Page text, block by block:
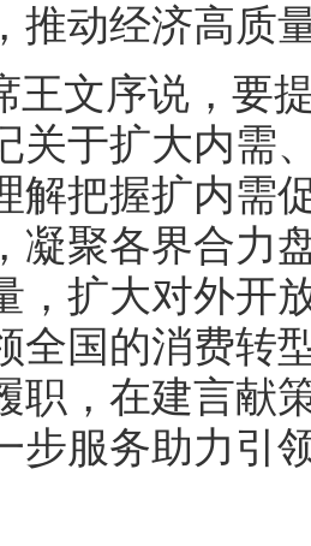
推动经济高质
王文序说，要
关于扩大内需
解把握扩内需
凝聚各界合力
，扩大对外开
全国的消费转
职，在建言献
步服务助力引